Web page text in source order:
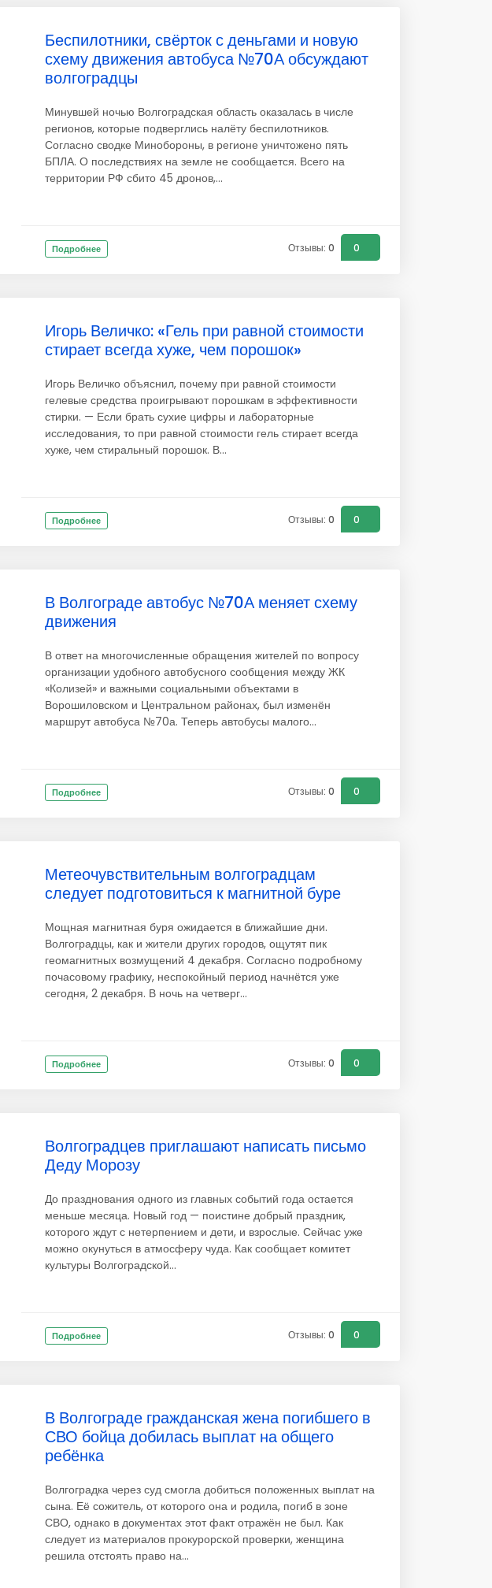
Беспилотники, свёрток с деньгами и новую
схему движения автобуса №70А обсуждают
волгоградцы
Минувшей ночью Волгоградская область оказалась в числе
регионов, которые подверглись налёту беспилотников.
Согласно сводке Минобороны, в регионе уничтожено пять
БПЛА. О последствиях на земле не сообщается. Всего на
территории РФ сбито 45 дронов,...
Подробнее Отзывы: 0 0
Игорь Величко: «Гель при равной стоимости
стирает всегда хуже, чем порошок»
Игорь Величко объяснил, почему при равной стоимости
гелевые средства проигрывают порошкам в эффективности
стирки. — Если брать сухие цифры и лабораторные
исследования, то при равной стоимости гель стирает всегда
хуже, чем стиральный порошок. В...
Подробнее Отзывы: 0 0
В Волгограде автобус №70А меняет схему
движения
В ответ на многочисленные обращения жителей по вопросу
организации удобного автобусного сообщения между ЖК
«Колизей» и важными социальными объектами в
Ворошиловском и Центральном районах, был изменён
маршрут автобуса №70а. Теперь автобусы малого...
Подробнее Отзывы: 0 0
Метеочувствительным волгоградцам
следует подготовиться к магнитной буре
Мощная магнитная буря ожидается в ближайшие дни.
Волгоградцы, как и жители других городов, ощутят пик
геомагнитных возмущений 4 декабря. Согласно подробному
почасовому графику, неспокойный период начнётся уже
сегодня, 2 декабря. В ночь на четверг...
Подробнее Отзывы: 0 0
Волгоградцев приглашают написать письмо
Деду Морозу
До празднования одного из главных событий года остается
меньше месяца. Новый год — поистине добрый праздник,
которого ждут с нетерпением и дети, и взрослые. Сейчас уже
можно окунуться в атмосферу чуда. Как сообщает комитет
культуры Волгоградской...
Подробнее Отзывы: 0 0
В Волгограде гражданская жена погибшего в
СВО бойца добилась выплат на общего
ребёнка
Волгоградка через суд смогла добиться положенных выплат на
сына. Её сожитель, от которого она и родила, погиб в зоне
СВО, однако в документах этот факт отражён не был. Как
следует из материалов прокурорской проверки, женщина
решила отстоять право на...